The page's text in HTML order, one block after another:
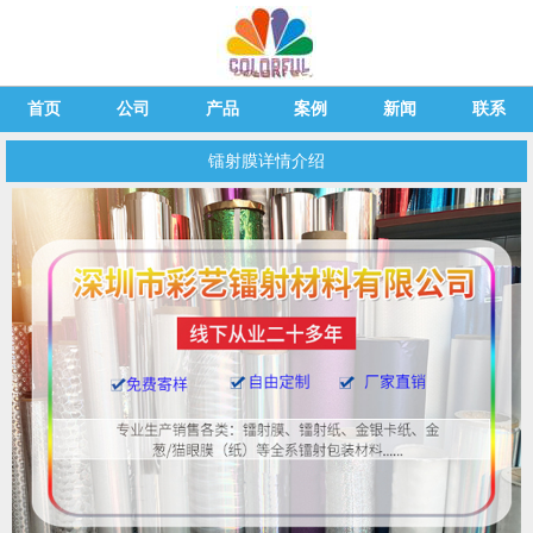
首页 公司 产品 案例 新闻 联系
镭射膜详情介绍